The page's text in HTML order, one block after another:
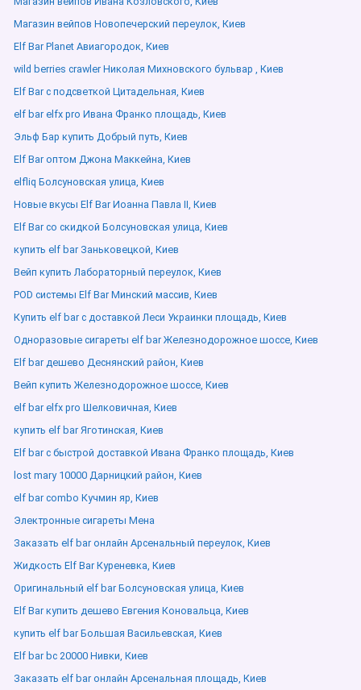
Магазин вейпов Новопечерский переулок, Киев
Elf Bar Planet Авиагородок, Киев
wild berries crawler Николая Михновского бульвар , Киев
Elf Bar с подсветкой Цитадельная, Киев
elf bar elfx pro Ивана Франко площадь, Киев
Эльф Бар купить Добрый путь, Киев
Elf Bar оптом Джона Маккейна, Киев
elfliq Болсуновская улица, Киев
Новые вкусы Elf Bar Иоанна Павла ІІ, Киев
Elf Bar со скидкой Болсуновская улица, Киев
купить elf bar Заньковецкой, Киев
Вейп купить Лабораторный переулок, Киев
POD системы Elf Bar Минский массив, Киев
Купить elf bar с доставкой Леси Украинки площадь, Киев
Одноразовые сигареты elf bar Железнодорожное шоссе, Киев
Elf bar дешево Деснянский район, Киев
Вейп купить Железнодорожное шоссе, Киев
elf bar elfx pro Шелковичная, Киев
купить elf bar Яготинская, Киев
Elf bar с быстрой доставкой Ивана Франко площадь, Киев
lost mary 10000 Дарницкий район, Киев
elf bar combo Кучмин яр, Киев
Электронные сигареты Мена
Заказать elf bar онлайн Арсенальный переулок, Киев
Жидкость Elf Bar Куреневка, Киев
Оригинальный elf bar Болсуновская улица, Киев
Elf Bar купить дешево Евгения Коновальца, Киев
купить elf bar Большая Васильевская, Киев
Elf bar bc 20000 Нивки, Киев
Заказать elf bar онлайн Арсенальная площадь, Киев